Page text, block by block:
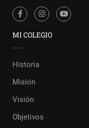
MI COLEGIO
Historia
Misión
Visión
Objetivos